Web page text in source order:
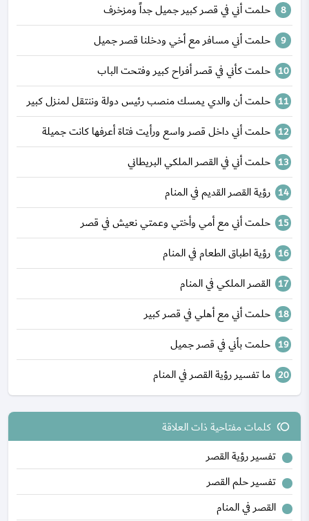
حلمت أني في قصر كبير جميل جداً ومزخرف
حلمت أني مسافر مع أخي ودخلنا قصر جميل
حلمت كأني في قصر أفراح كبير وفتحت الباب
حلمت أن والدي يمسك منصب رئيس دولة وننتقل لمنزل كبير
حلمت أني داخل قصر واسع ورأيت فتاة أعرفها كانت جميلة
حلمت أني في القصر الملكي البريطاني
رؤية القصر القديم في المنام
حلمت أني مع أمي وأختي وعمتي نعيش في قصر
رؤية اطباق الطعام في المنام
القصر الملكي في المنام
حلمت أني مع أهلي في قصر كبير
حلمت بأني في قصر جميل
ما تفسير رؤية القصر في المنام
toll كلمات مفتاحية ذات العلاقة
تفسير رؤية القصر
تفسير حلم القصر
القصر في المنام